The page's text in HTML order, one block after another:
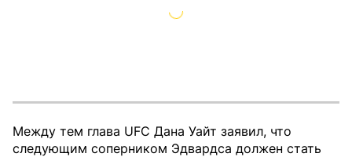
Между тем глава UFC Дана Уайт заявил, что
следующим соперником Эдвардса должен стать